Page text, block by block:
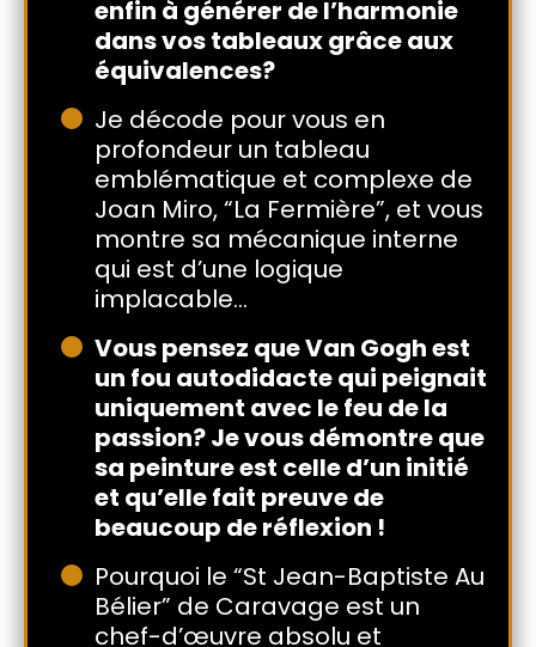
enfin à générer de l’harmonie
dans vos tableaux grâce aux
équivalences?
Je décode pour vous en
profondeur un tableau
emblématique et complexe de
Joan Miro, “La Fermière”, et vous
montre sa mécanique interne
qui est d’une logique
implacable…
Vous pensez que Van Gogh est
un fou autodidacte qui peignait
uniquement avec le feu de la
passion? Je vous démontre que
sa peinture est celle d’un initié
et qu’elle fait preuve de
beaucoup de réflexion !
Pourquoi le “St Jean-Baptiste Au
Bélier” de Caravage est un
chef-d’œuvre absolu et